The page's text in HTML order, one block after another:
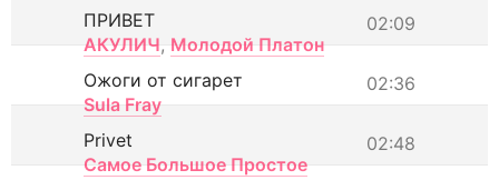
02:09
ПРИВЕТ
АКУЛИЧ, Молодой Платон
02:36
Ожоги от сигарет
Sula Fray
02:48
Privet
Самое Большое Простое